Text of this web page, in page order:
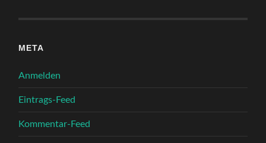
META
Anmelden
Eintrags-Feed
Kommentar-Feed